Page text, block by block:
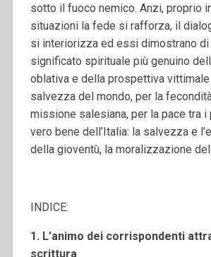
sotto il fuoco nemico. Anzi, proprio
situazioni la fede si rafforza, il
si interiorizza ed essi dimostrano
significato spirituale più genuino
oblativa e della prospettiva
salvezza del mondo, per la
missione salesiana, per la pace tra
vero bene dell’Italia: la salvezza e
della gioventù, la moralizzazione
INDICE:
1. L’animo dei corrispondenti
scrittura